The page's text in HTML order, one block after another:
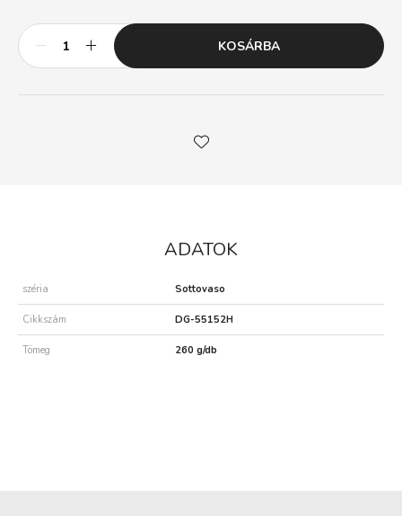
KOSÁRBA
ADATOK
széria Sottovaso
Cikkszám DG-55152H
Tömeg 260 g/db